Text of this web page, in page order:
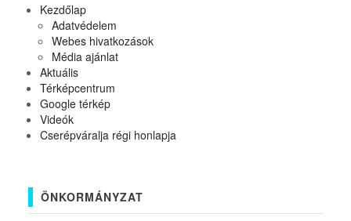
Kezdőlap
Adatvédelem
Webes hivatkozások
Média ajánlat
Aktuális
Térképcentrum
Google térkép
Videók
Cserépváralja régi honlapja
ÖNKORMÁNYZAT